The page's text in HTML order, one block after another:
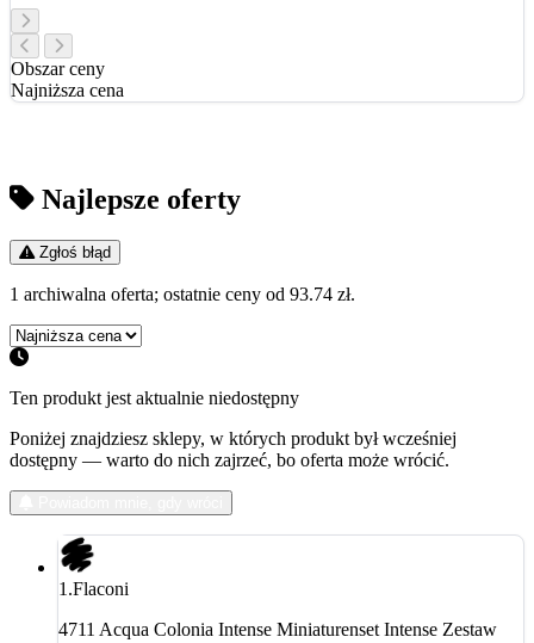
Obszar ceny
Najniższa cena
Najlepsze oferty
Zgłoś błąd
1 archiwalna oferta; ostatnie ceny od 93.74 zł.
Ten produkt jest aktualnie niedostępny
Poniżej znajdziesz sklepy, w których produkt był wcześniej
dostępny — warto do nich zajrzeć, bo oferta może wrócić.
1.Flaconi
4711 Acqua Colonia Intense Miniaturenset Intense Zestaw